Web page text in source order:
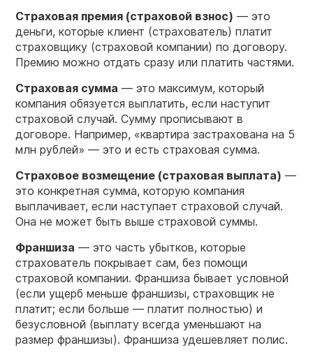
Страховая премия (страховой взнос) — это
деньги, которые клиент (страхователь) платит
страховщику (страховой компании) по договору.
Премию можно отдать сразу или платить частями.
Страховая сумма — это максимум, который
компания обязуется выплатить, если наступит
страховой случай. Сумму прописывают в
договоре. Например, «квартира застрахована на 5
млн рублей» — это и есть страховая сумма.
Страховое возмещение (страховая выплата) —
это конкретная сумма, которую компания
выплачивает, если наступает страховой случай.
Она не может быть выше страховой суммы.
Франшиза — это часть убытков, которые
страхователь покрывает сам, без помощи
страховой компании. Франшиза бывает условной
(если ущерб меньше франшизы, страховщик не
платит; если больше — платит полностью) и
безусловной (выплату всегда уменьшают на
размер франшизы). Франшиза удешевляет полис.